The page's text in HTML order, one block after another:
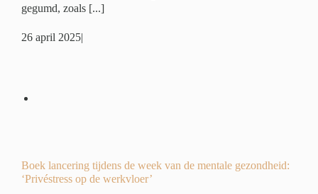
gegumd, zoals [...]
26 april 2025|
Boek lancering tijdens de week van de mentale gezondheid:
‘Privéstress op de werkvloer’